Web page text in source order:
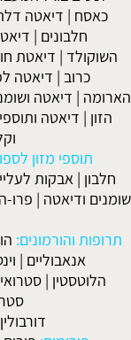
כאסח | דיאטה
חלבונים |
השוקולד | דיאטת
כרוב | דיאטה
הארומה | דיאטה
הזון | דיאטה
תוספי מזון
חלבון | אבקות
שומנים ודיאטה | פרו-
תרופות והורמונים:
אנאבוליים |
הלוטסטין |
דורבולין